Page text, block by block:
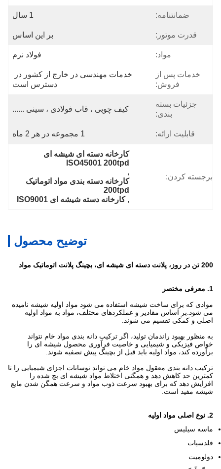
ضمانتنامه: 1 سال
قدرت موتور: بر این اساس
مواد: فولاد نرم
خدمات پس از
فروش:
خدمات مهندسی در خارج از کشور در
دسترس است
جزئیات بسته
بندی:
کیف چوبی ، قاب فولادی ، سینی ......
قابلیت ارائه: 1 مجموعه در هر 2 ماه
برجسته کردن:
کارخانه دسته ای شیشه ای
ISO45001 200tpd
,
کارخانه دسته بندی مواد اتوماتیک
200tpd
, کارخانه دسته شیشه ای ISO9001
توضیح محصول
200 تن در روز، پلانت دسته ای شیشه ای، بچینگ پلانت اتوماتیک مواد
1. معرفی مختصر
موادی که برای ساخت شیشه استفاده می شود مواد اولیه شیشه نامیده
می شود.بر اساس مقادیر و عملکردهای مختلف، مواد به مواد اولیه
اصلی و کمکی تقسیم می شوند.
به منظور بهبود راندمان تولید، اگر ترکیب دانه بندی مواد خام نتواند
خواص فیزیکی و شیمیایی و خاصیت فرآوری محصول شیشه ای را
برآورده کند، مواد اولیه باید قبل از بچینگ پیش تصفیه شوند.
ترکیب دانه بندی معقول مواد خام می تواند نوسانات اجزای شیمیایی را تا
کمترین حد کاهش دهد و همگنی اختلاط مواد شیشه ای بچ شده را
افزایش دهد که برای بهبود سرعت ذوب مواد و سرعت همگن شدن مایع
شیشه مفید است.
2. نوع اصلی مواد اولیه
ماسه سیلیس
فلدسپات
دولومیت